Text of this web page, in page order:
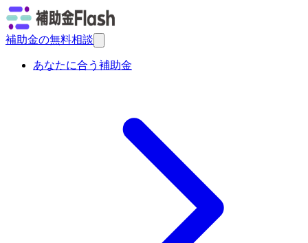
補助金の無料相談
あなたに合う補助金